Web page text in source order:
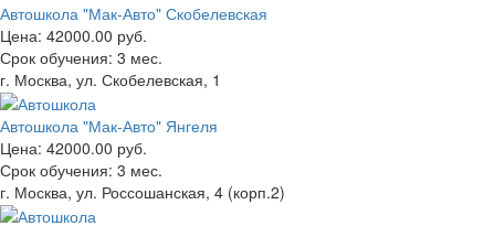
Автошкола "Мак-Авто" Скобелевская
Цена: 42000.00 руб.
Срок обучения: 3 мес.
г. Москва, ул. Скобелевская, 1
Автошкола "Мак-Авто" Янгеля
Цена: 42000.00 руб.
Срок обучения: 3 мес.
г. Москва, ул. Россошанская, 4 (корп.2)